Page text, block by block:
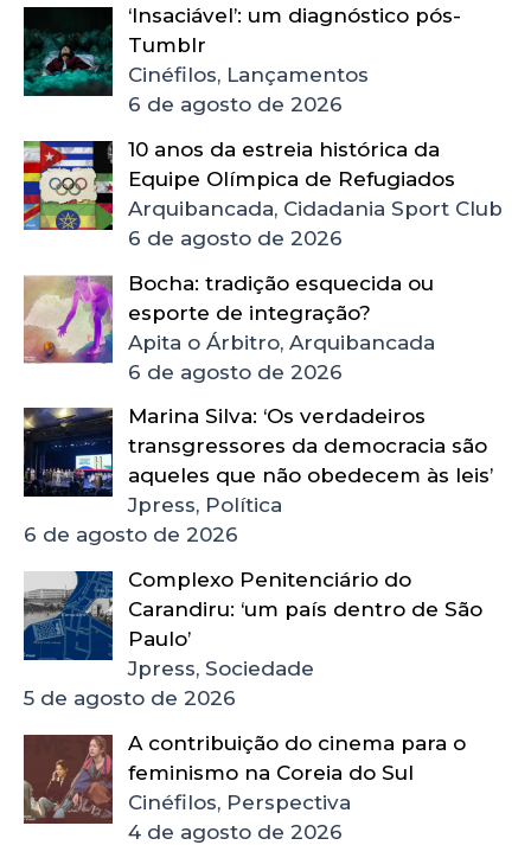
‘Insaciável’: um diagnóstico pós-
Tumblr
Cinéfilos, Lançamentos
6 de agosto de 2026
10 anos da estreia histórica da
Equipe Olímpica de Refugiados
Arquibancada, Cidadania Sport Club
6 de agosto de 2026
Bocha: tradição esquecida ou
esporte de integração?
Apita o Árbitro, Arquibancada
6 de agosto de 2026
Marina Silva: ‘Os verdadeiros
transgressores da democracia são
aqueles que não obedecem às leis’
Jpress, Política
6 de agosto de 2026
Complexo Penitenciário do
Carandiru: ‘um país dentro de São
Paulo’
Jpress, Sociedade
5 de agosto de 2026
A contribuição do cinema para o
feminismo na Coreia do Sul
Cinéfilos, Perspectiva
4 de agosto de 2026